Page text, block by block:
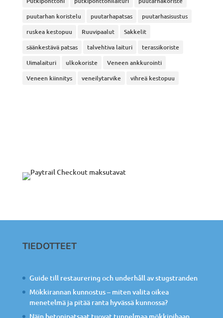
puutarhan koristelu
puutarhapatsas
puutarhasisustus
ruskea kestopuu
Ruuvipaalut
Sakkelit
säänkestävä patsas
talvehtiva laituri
terassikoriste
Uimalaituri
ulkokoriste
Veneen ankkurointi
Veneen kiinnitys
veneilytarvike vihreä kestopuu
TIEDOTTEET
Guide till restaurering och underhåll av stugstranden
Mökkirannan kunnostus – miten valita oikea
menetelmä ja pitää ranta hyvässä kunnossa?